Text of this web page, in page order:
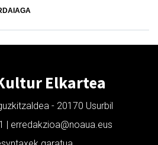
Elkartea
- 20170 Usurbil
| erredakzioa@noaua.eus